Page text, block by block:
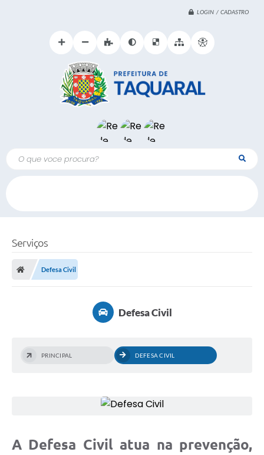
LOGIN / CADASTRO
O que voce procura?
Serviços
Defesa Civil
Defesa Civil
PRINCIPAL DEFESA CIVIL
A Defesa Civil atua na prevenção,